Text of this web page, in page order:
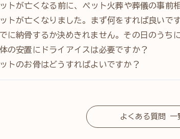
トが亡くなる前に、ペット火葬や葬儀の事前
トが亡くなりました。まず何をすれば良いで
に納骨するか決めきれません。その日のうち
の安置にドライアイスは必要ですか？
トのお骨はどうすればよいですか？
よくある質問 一